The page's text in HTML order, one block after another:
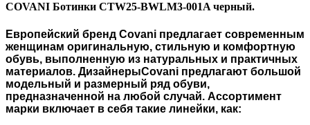
COVANI Ботинки CTW25-BWLM3-001A черный.
Европейский бренд Covani предлагает современным
женщинам оригинальную, стильную и комфортную
обувь, выполненную из натуральных и практичных
материалов. ДизайнерыCovani предлагают большой
модельный и размерный ряд обуви,
предназначенной на любой случай. Ассортимент
марки включает в себя такие линейки, как: